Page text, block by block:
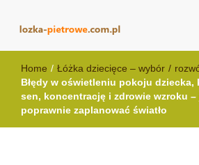
lozka-pietrowe.com.pl
Home / Łóżka dziecięce – wybór /
Błędy w oświetleniu pokoju dziecka,
sen, koncentrację i zdrowie wzroku
poprawnie zaplanować światło